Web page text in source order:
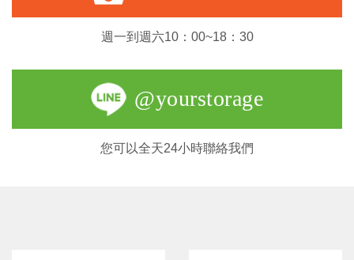
週一到週六10：00~18：30
@yourstorage
您可以全天24小時聯絡我們